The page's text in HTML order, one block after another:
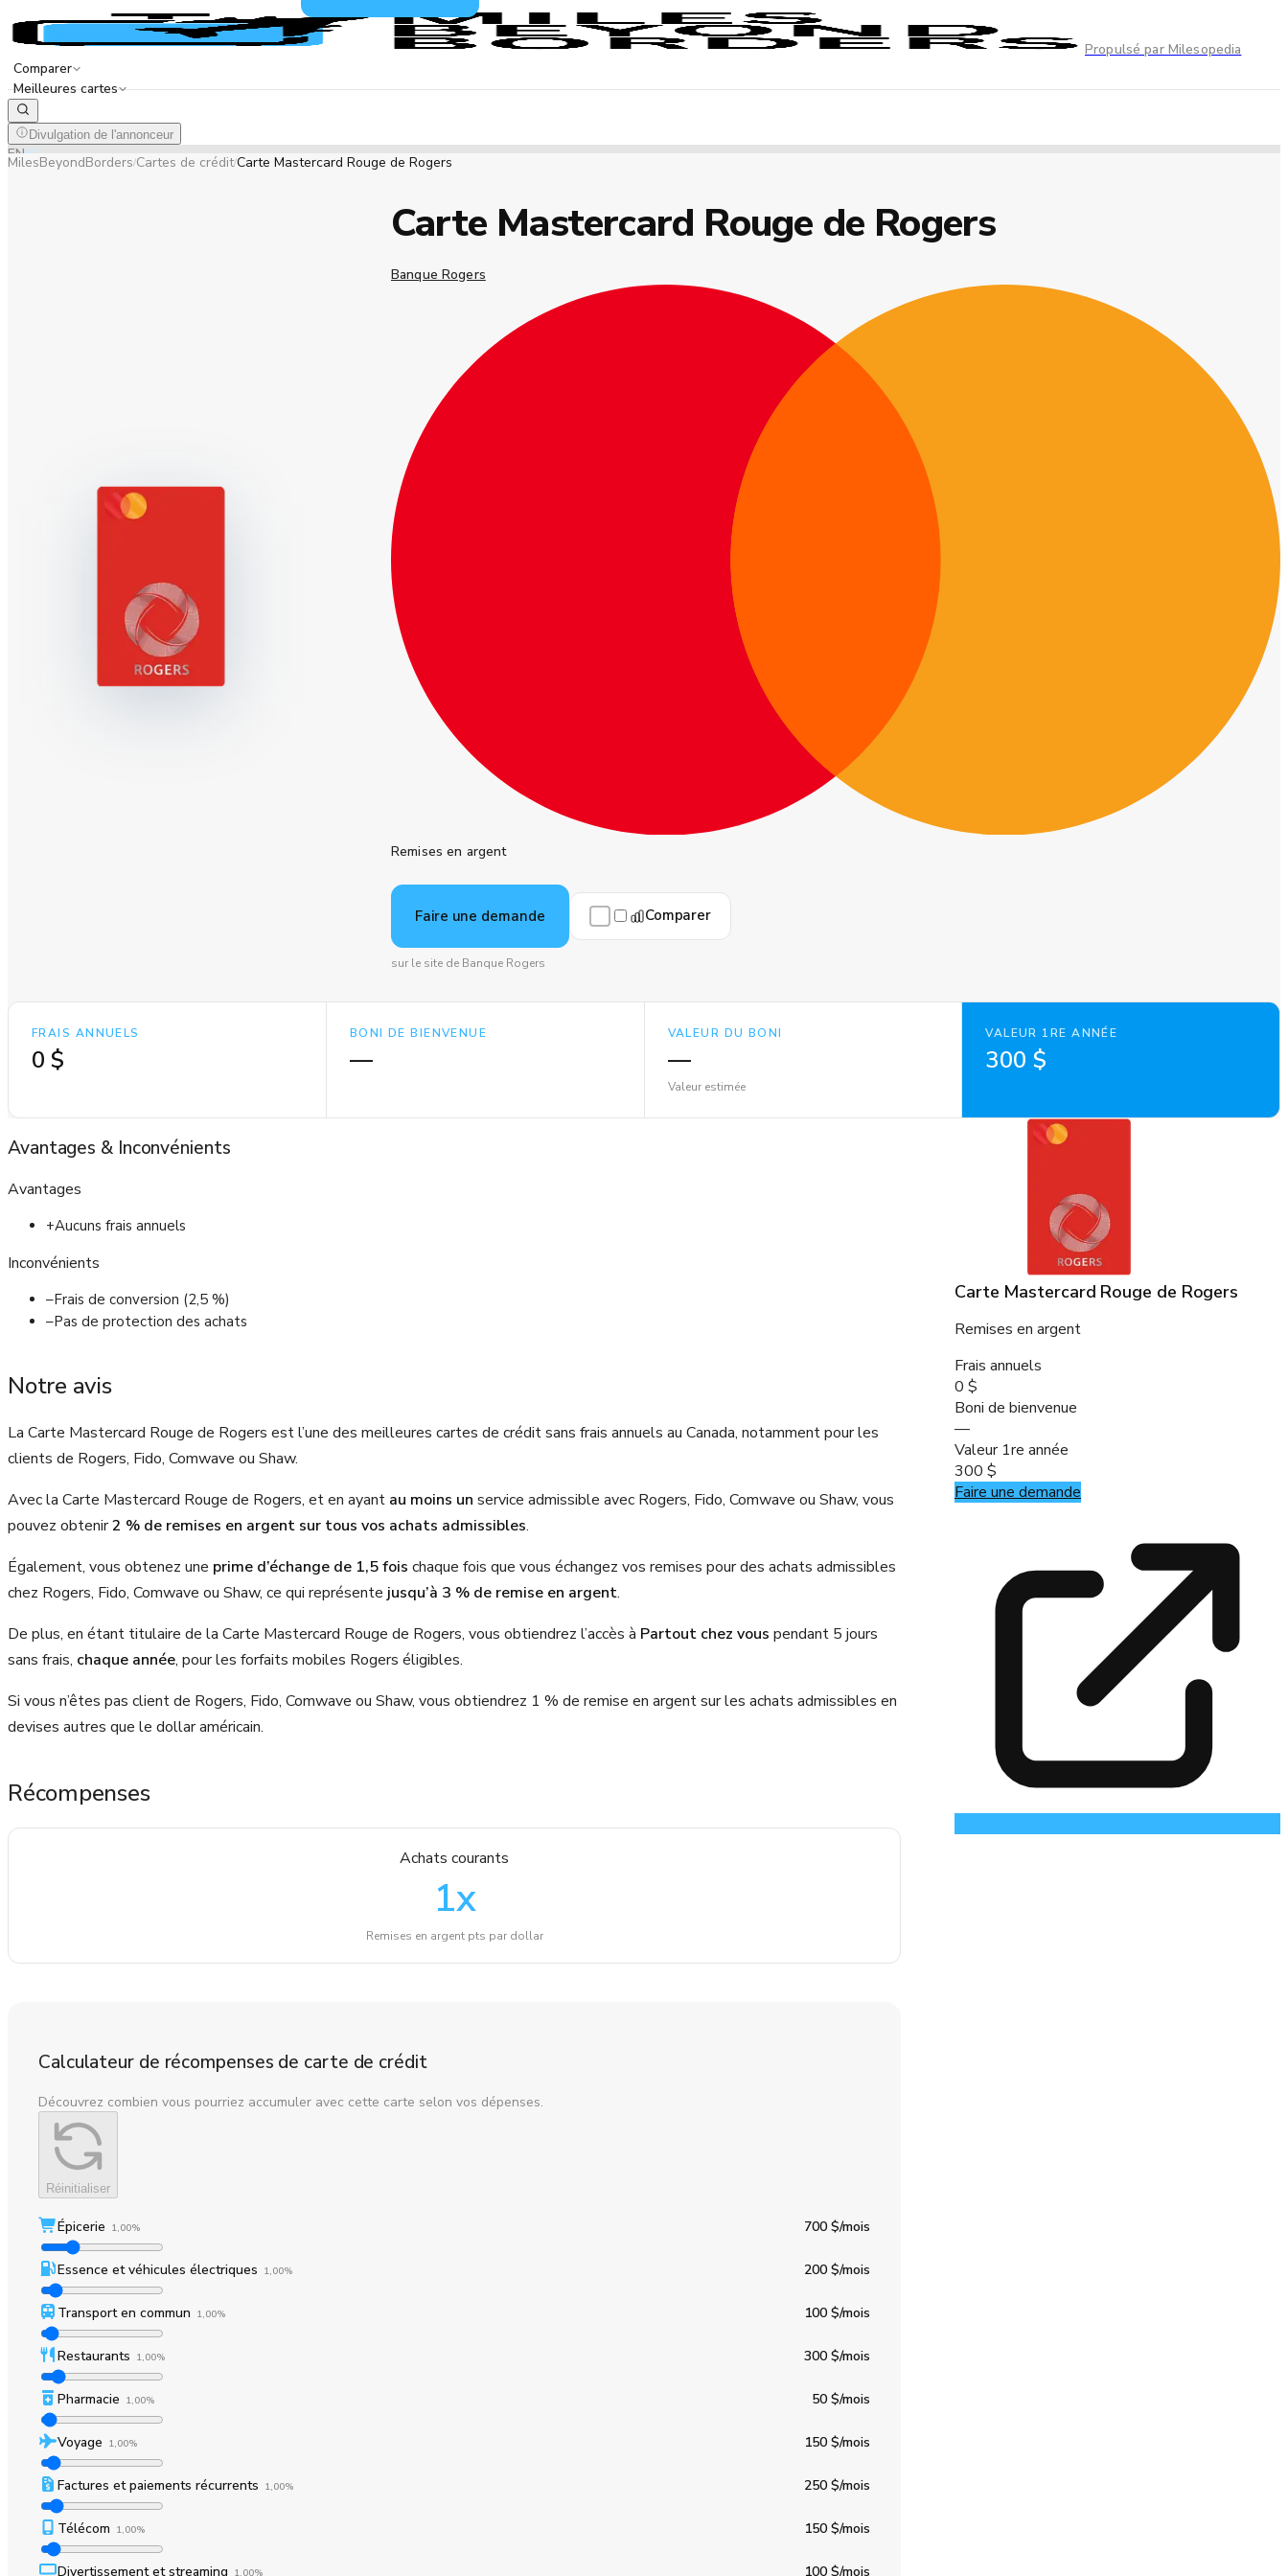
Propulsé par Milesopedia
Comparer
Meilleures cartes
Divulgation de l'annonceur
ENFR
MilesBeyondBorders/Cartes de crédit/Carte Mastercard Rouge de Rogers
Carte Mastercard Rouge de Rogers
Banque Rogers
Remises en argent
Faire une demande Comparer
sur le site de Banque Rogers
FRAIS ANNUELS
0 $
BONI DE BIENVENUE
—
VALEUR DU BONI
—
Valeur estimée
VALEUR 1RE ANNÉE
300 $
Avantages & Inconvénients
Avantages
+Aucuns frais annuels
Inconvénients
–Frais de conversion (2,5 %)
–Pas de protection des achats
Notre avis
La Carte Mastercard Rouge de Rogers est l’une des meilleures cartes de crédit sans frais annuels au Canada, notamment pour les
clients de Rogers, Fido, Comwave ou Shaw.
Avec la Carte Mastercard Rouge de Rogers, et en ayant au moins un service admissible avec Rogers, Fido, Comwave ou Shaw, vous
pouvez obtenir2 % de remises en argent sur tous vos achats admissibles.
Également, vous obtenez une prime d’échange de 1,5 fois chaque fois que vous échangez vos remises pour des achats admissibles
chez Rogers, Fido, Comwave ou Shaw, ce qui représente jusqu’à 3 % de remise en argent.
De plus, en étant titulaire de la Carte Mastercard Rouge de Rogers, vous obtiendrez l’accès à Partout chez vous pendant 5 jours
sans frais, chaque année, pour les forfaits mobiles Rogers éligibles.
Si vous n’êtes pas client de Rogers, Fido, Comwave ou Shaw, vous obtiendrez 1 % de remise en argent sur les achats admissibles en
devises autres que le dollar américain.
Récompenses
Achats courants
1x
Remises en argent pts par dollar
Calculateur de récompenses de carte de crédit
Découvrez combien vous pourriez accumuler avec cette carte selon vos dépenses.
Réinitialiser
Épicerie 1,00% 700 $/mois
Essence et véhicules électriques 1,00% 200 $/mois
Transport en commun 1,00% 100 $/mois
Restaurants 1,00% 300 $/mois
Pharmacie 1,00% 50 $/mois
Voyage 1,00% 150 $/mois
Factures et paiements récurrents 1,00% 250 $/mois
Télécom 1,00% 150 $/mois
Divertissement et streaming 100 $/mois
Carte Mastercard Rouge de Rogers
Remises en argent
Frais annuels
0 $
Boni de bienvenue
—
Valeur 1re année
300 $
Faire une demande